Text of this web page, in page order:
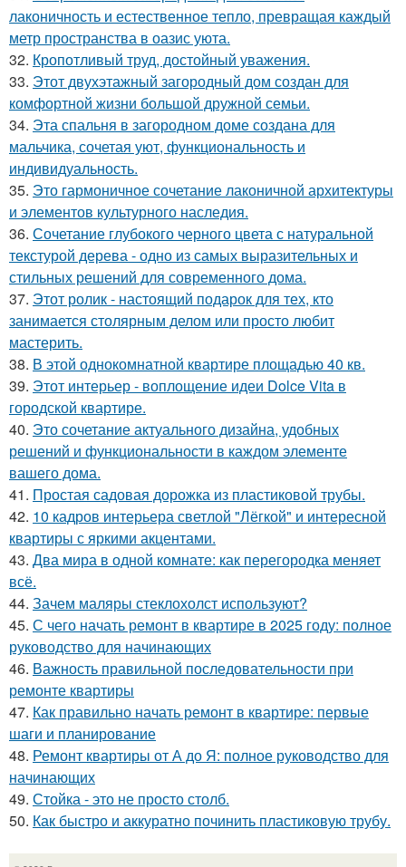
лаконичность и естественное тепло, превращая каждый
метр пространства в оазис уюта.
32. Кропотливый труд, достойный уважения.
33. Этот двухэтажный загородный дом создан для
комфортной жизни большой дружной семьи.
34. Эта спальня в загородном доме создана для
мальчика, сочетая уют, функциональность и
индивидуальность.
35. Это гармоничное сочетание лаконичной архитектуры
и элементов культурного наследия.
36. Сочетание глубокого черного цвета с натуральной
текстурой дерева - одно из самых выразительных и
стильных решений для современного дома.
37. Этот ролик - настоящий подарок для тех, кто
занимается столярным делом или просто любит
мастерить.
38. В этой однокомнатной квартире площадью 40 кв.
39. Этот интерьер - воплощение идеи Dolce Vita в
городской квартире.
40. Это сочетание актуального дизайна, удобных
решений и функциональности в каждом элементе
вашего дома.
41. Простая садовая дорожка из пластиковой трубы.
42. 10 кадров интерьера светлой "Лёгкой" и интересной
квартиры с яркими акцентами.
43. Два мира в одной комнате: как перегородка меняет
всё.
44. Зачем маляры стеклохолст используют?
45. С чего начать ремонт в квартире в 2025 году: полное
руководство для начинающих
46. Важность правильной последовательности при
ремонте квартиры
47. Как правильно начать ремонт в квартире: первые
шаги и планирование
48. Ремонт квартиры от А до Я: полное руководство для
начинающих
49. Стойка - это не просто столб.
50. Как быстро и аккуратно починить пластиковую трубу.